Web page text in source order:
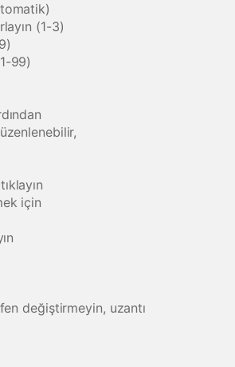
(1-3)
99)
için
değiştirmeyin, uzantı